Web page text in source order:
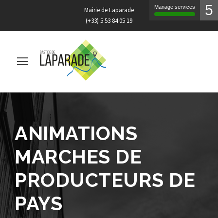
Mairie de Laparade
(+33) 5 53 84 05 19
ANIMATIONS
MARCHES DE
PRODUCTEURS DE
PAYS
Manage services 5